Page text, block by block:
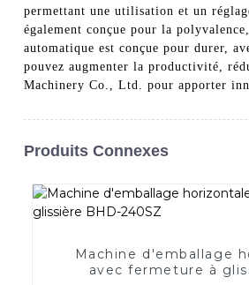
permettant une utilisation et un
également conçue pour la
automatique est conçue pour durer,
pouvez augmenter la productivité,
Machinery Co., Ltd. pour apporter
Produits Connexes
Machine d'emballage
avec fermeture à